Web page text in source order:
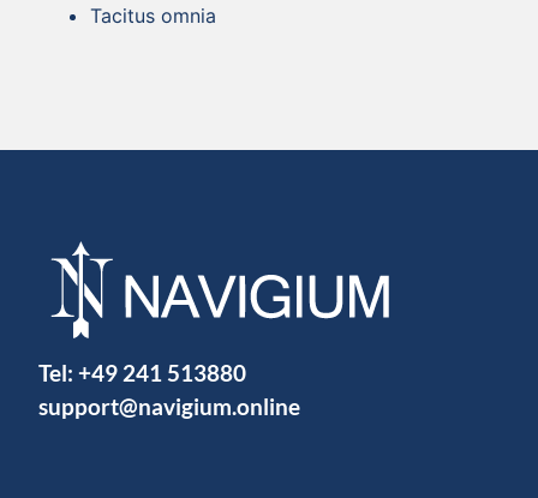
Tacitus omnia
Tel: +49 241 513880
support@navigium.online